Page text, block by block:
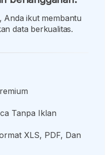
Anda ikut membantu
data berkualitas.
Tanpa Iklan
XLS, PDF, Dan